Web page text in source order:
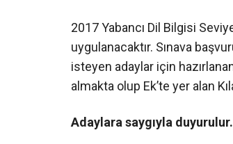
2017 Yabancı Dil Bilgisi
uygulanacaktır. Sınava
isteyen adaylar için
almakta olup Ek’te yer alan
Adaylara saygıyla duyurulur.